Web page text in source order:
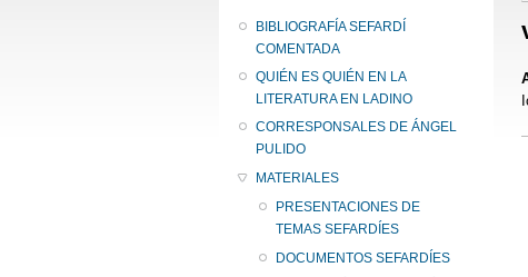
BIBLIOGRAFÍA SEFARDÍ
COMENTADA
QUIÉN ES QUIÉN EN LA
LITERATURA EN LADINO
CORRESPONSALES DE ÁNGEL
PULIDO
MATERIALES
PRESENTACIONES DE
TEMAS SEFARDÍES
DOCUMENTOS SEFARDÍES